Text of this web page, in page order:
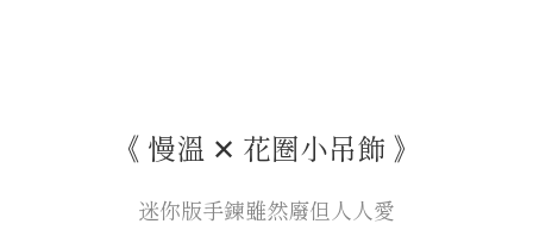
《 慢溫 ✕ 花圈小吊飾 》
迷你版手鍊雖然廢但人人愛